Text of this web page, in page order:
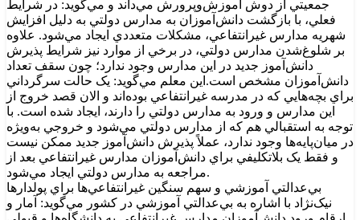
جمعيتي از دوش آموزش‌وپرورش مي‌داند و مي‌گويد: در شرايط
فعلي، با بازگشت دانش‌آموزان به مدارس دولتي به دليل افزايش
شهريه مدارس غيرانتفاعي، مشکلات متعددي ايجاد مي‌شود. علاوه
بر شلوغ‌شدن مدارس دولتي، در برخي از موارد نيز شرايط پذيرش
دانش‌آموز جديد در اين مدارس وجود ندارد؛ چون سقف تعداد
دانش‌آموزان مشخص است.اين معلم مي‌گويد: يک حالت سرگرداني
براي بچه‌هايي که در مدرسه غيرانتفاعي بوده‌اند و الان قصد خروج از
اين مدارس و ورود به مدارس دولتي را دارند، ايجاد شده است. با
توجه به استقبالي هم که از مدارس دولتي مي‌شود و خروجي به‌ويژه
در ميان‌پايه‌ها وجود ندارد، عملاً پذيرش دانش‌آموز جديد ممکن نيست
و فقط يک بلاتکليفي براي دانش‌آموزان مدارس غيرانتفاعي بعد از
مراجعه به مدارس دولتي ايجاد مي‌شود.
بي‌عدالتي آموزشي و سهم سنگين غيرانتفاعي‌ها براي پولدارها
نيک‌نژاد با اشاره به بي‌عدالتي آموزشي در کشور مي‌گويد: آمار و